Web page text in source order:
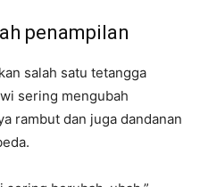
penampilan
salah satu tetangga
sering mengubah
rambut dan juga dandanan